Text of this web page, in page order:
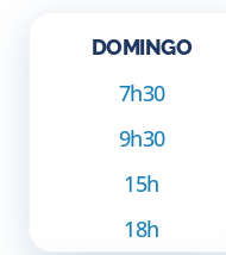
DOMINGO
7h30
9h30
15h
18h